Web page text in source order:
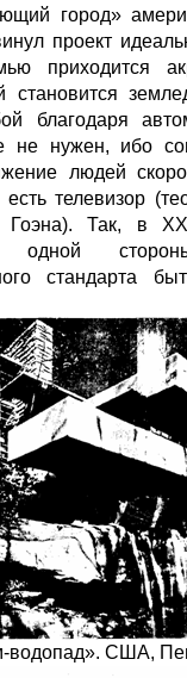
город»
проект
приходится
становится
благодаря
не нужен, ибо
людей
телевизор
Гоэна). Так, в
стандарта
водопад». США,